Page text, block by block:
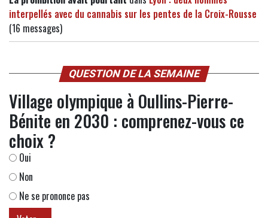
interpellés avec du cannabis sur les pentes de la Croix-Rousse
(16 messages)
QUESTION DE LA SEMAINE
Village olympique à Oullins-Pierre-
Bénite en 2030 : comprenez-vous ce
choix ?
Oui
Non
Ne se prononce pas